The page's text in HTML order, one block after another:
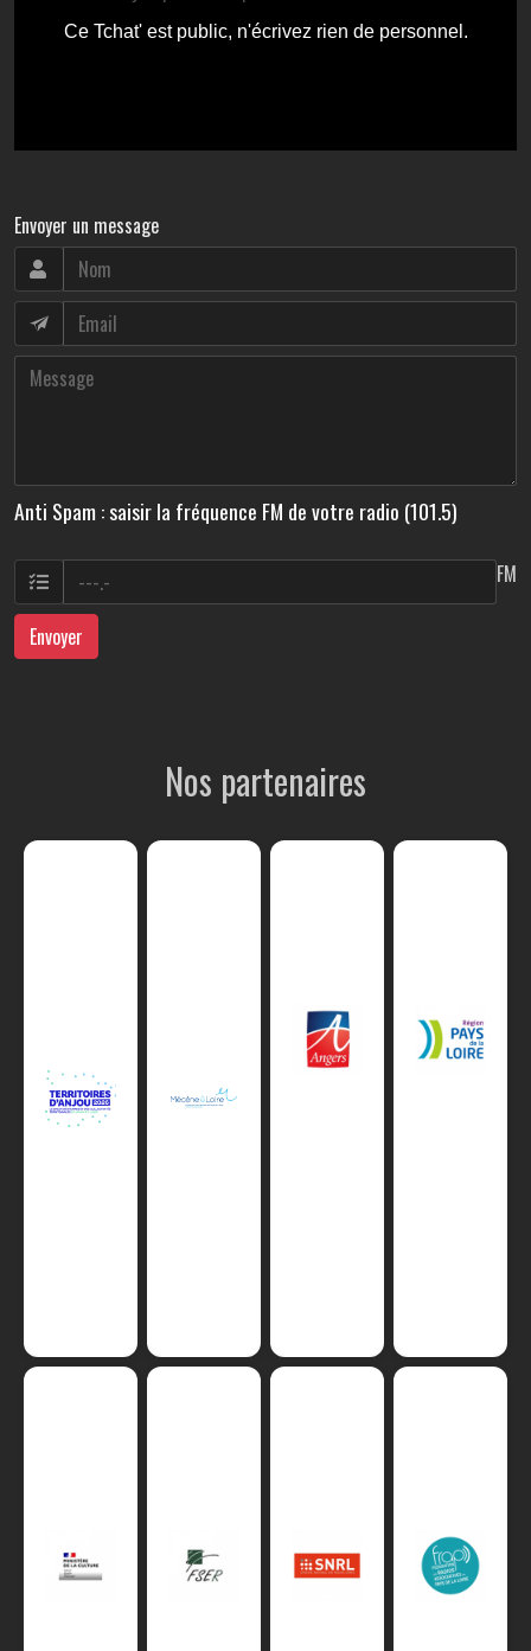
Envoyer un message
Anti Spam : saisir la fréquence FM de votre radio (101.5)
FM
Envoyer
Nos partenaires